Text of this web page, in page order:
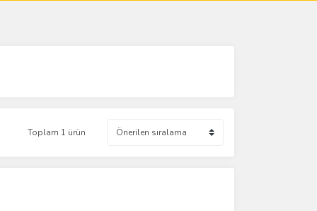
Toplam 1 ürün